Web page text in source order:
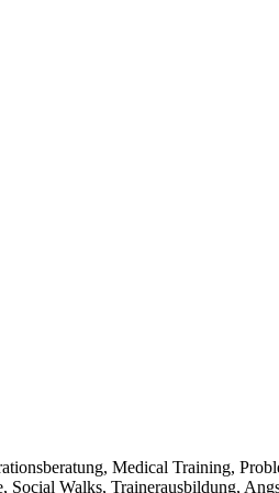
Medical Training,
Social Walks, Trainerausbildung,